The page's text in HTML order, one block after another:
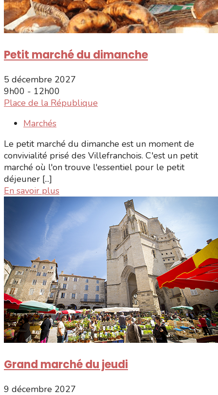
Petit marché du dimanche
5 décembre 2027
9h00 - 12h00
Place de la République
Marchés
Le petit marché du dimanche est un moment de
convivialité prisé des Villefranchois. C'est un petit
marché où l'on trouve l'essentiel pour le petit
déjeuner [...]
En savoir plus
Grand marché du jeudi
9 décembre 2027